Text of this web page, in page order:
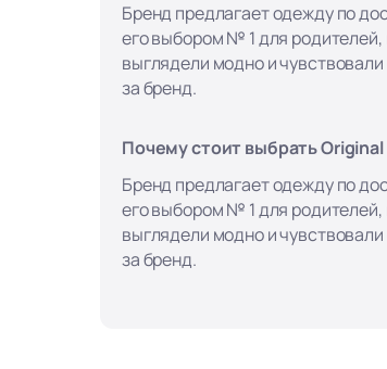
Бренд предлагает одежду по
его выбором № 1 для родителей,
выглядели модно и
за бренд.
Почему стоит выбрать
Бренд предлагает одежду по
его выбором № 1 для родителей,
выглядели модно и
за бренд.